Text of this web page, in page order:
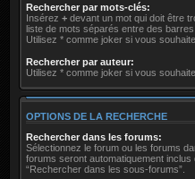
Rechercher par mots-clés:
Insérez + devant un mot qui doit être
liste de mots séparés entre des
Utilisez * comme joker si vous
Rechercher par auteur:
Utilisez * comme joker si vous
OPTIONS DE LA RECHERCHE
Rechercher dans les forums:
Sélectionnez le forum ou les forums
forums seront automatiquement
“Rechercher dans les sous-forums”.